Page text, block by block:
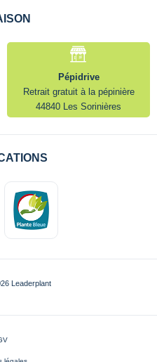
Pépidrive
Retrait gratuit à la pépinière
44840 Les Sorinières
Leaderplant